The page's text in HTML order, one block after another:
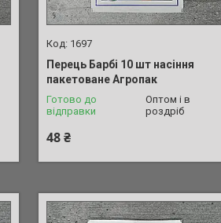
1697
Перець Барбі 10 шт насіння
пакетоване Агропак
Готово до
відправки
Оптом і в
роздріб
48 ₴